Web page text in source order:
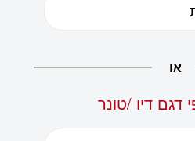
או
דגם דיו /טונר